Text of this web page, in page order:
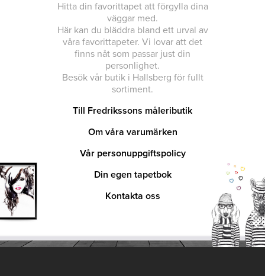
Hitta din favorittapet att förgylla dina
väggar med.
Här kan du bläddra bland ett urval av
våra favorittapeter. Vi lovar att det
finns nåt som passar just din
personlighet.
Besök vår butik i Hallsberg för fullt
sortiment.
Till Fredrikssons måleributik
Om våra varumärken
Vår personuppgiftspolicy
Din egen tapetbok
Kontakta oss